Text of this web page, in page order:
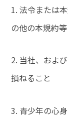
1. 法令または
の他の本規約
2. 当社、およ
損ねること
3. 青少年の心